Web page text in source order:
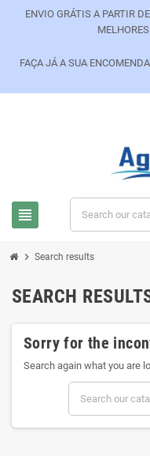
ENVIO GRÁTIS A PARTIR
FAÇA JÁ A SUA
view_headline
chevron_right Search results
SEARCH
Sorry for the
Search again what you are